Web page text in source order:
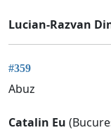
Lucian-Razvan
#359
Abuz
Catalin Eu